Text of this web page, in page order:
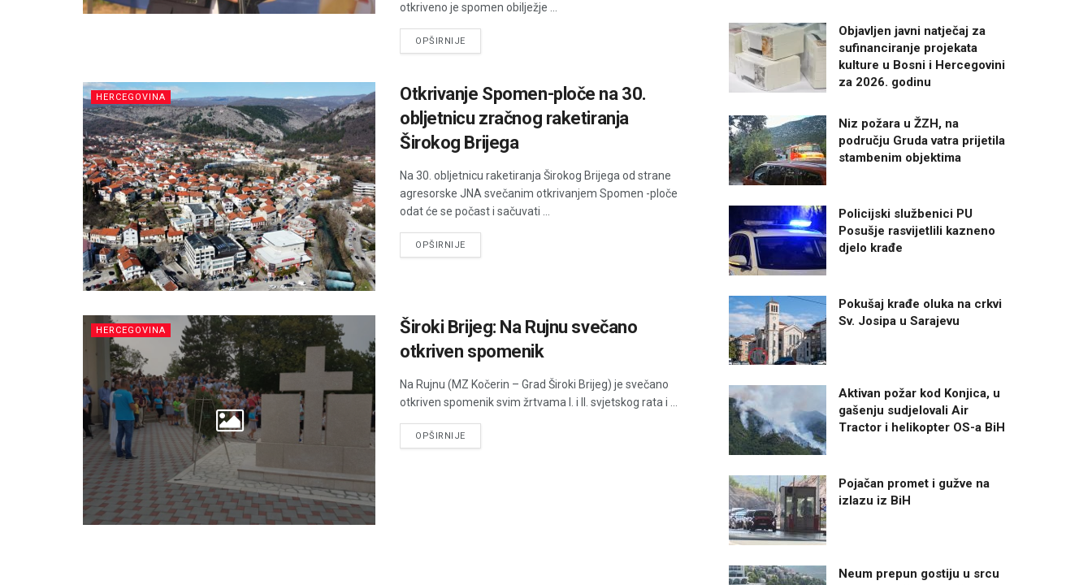
otkriveno je spomen obilježje ...
OPŠIRNIJEDETAILS
HERCEGOVINA
Otkrivanje Spomen-ploče na 30.
obljetnicu zračnog raketiranja
Širokog Brijega
Na 30. obljetnicu raketiranja Širokog Brijega od strane
agresorske JNA svečanim otkrivanjem Spomen -ploče
odat će se počast i sačuvati ...
OPŠIRNIJEDETAILS
HERCEGOVINA
Široki Brijeg: Na Rujnu svečano
otkriven spomenik
Na Rujnu (MZ Kočerin – Grad Široki Brijeg) je svečano
otkriven spomenik svim žrtvama I. i II. svjetskog rata i ...
OPŠIRNIJEDETAILS
Objavljen javni natječaj za
sufinanciranje projekata
kulture u Bosni i Hercegovini
za 2026. godinu
Niz požara u ŽZH, na
području Gruda vatra prijetila
stambenim objektima
Policijski službenici PU
Posušje rasvijetlili kazneno
djelo krađe
Pokušaj krađe oluka na crkvi
Sv. Josipa u Sarajevu
Aktivan požar kod Konjica, u
gašenju sudjelovali Air
Tractor i helikopter OS-a BiH
Pojačan promet i gužve na
izlazu iz BiH
Neum prepun gostiju u srcu